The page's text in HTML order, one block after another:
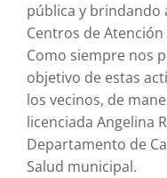
pública y brindando
Centros de Atención
Como siempre nos
objetivo de estas
los vecinos, de
licenciada Angelina
Departamento de
Salud municipal.